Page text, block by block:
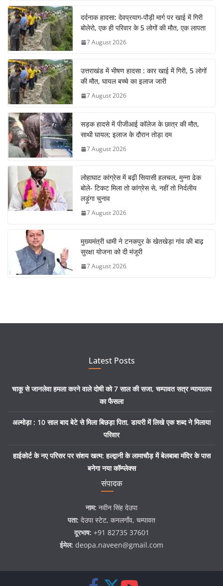
दर्दनाक हादसा: देवप्रयाग-पौड़ी मार्ग पर खाई में गिरी
बोलेरो, एक ही परिवार के 5 लोगों की मौत, एक लापता
7 August 2026
उत्तराखंड में भीषण हादसा : कार खाई में गिरी, 5 लोगों
की मौत, घायल बच्चे का इलाज जारी
7 August 2026
सड़क हादसे में पीजीआई कॉलेज के छात्र की मौत,
साथी घायल; इलाज के दौरान तोड़ा दम
7 August 2026
लोहाघाट कांग्रेस में बढ़ी सियासी हलचल, मुन्ना ढेक
बोले- टिकट मिला तो कांग्रेस से, नहीं तो निर्दलीय
लड़ूंगा चुनाव
7 August 2026
मुख्यमंत्री धामी ने टनकपुर के खेतखेड़ा गांव की बाढ़
सुरक्षा योजना को दी मंजूरी
7 August 2026
Latest Posts
चाकू से जानलेवा हमला करने वाले दोषी को 7 साल की सजा, चम्पावत सत्र न्यायालय
का फैसला
अल्मोड़ा : 10 साल बाद बेटे से मिला बिछड़ा पिता, डायरी में लिखे एक शब्द ने मिलाया
परिवार
हाईकोर्ट के नए परिसर पर संशय खत्म: हल्द्वानी के लामाचौड़ में बेलबाबा मंदिर के पास
बनेगा नया कॉम्प्लेक्स
संपादक
नाम: नवीन सिंह देउपा
पता: देउपा स्टेट, कनलगाँव, चम्पावत
दूरभाष: +91 82735 37601
ईमेल: deopa.naveen@gmail.com